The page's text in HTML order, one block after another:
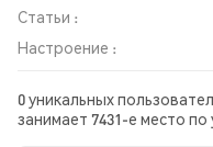
Статьи :
Настроение :
0 уникальных
занимает 7431-е место